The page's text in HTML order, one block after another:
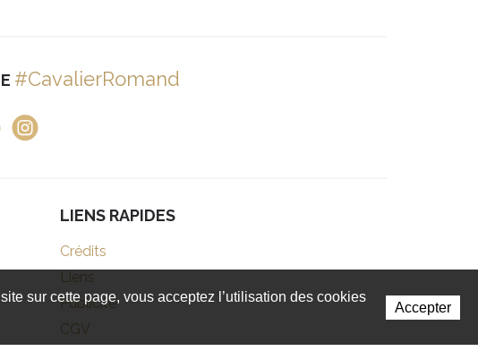
#CavalierRomand
LIENS RAPIDES
Crédits
Liens
Publicité
CGV
sur cette page, vous acceptez l’utilisation des cookies
Accepter